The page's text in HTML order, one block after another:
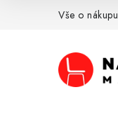
Vše o nákupu